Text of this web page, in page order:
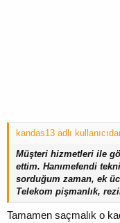
kandas13 adlı
Müşteri hizmetleri ile
ettim. Hanımefendi
sorduğum zaman, ek
Telekom pişmanlık,
Tamamen saçmalık o